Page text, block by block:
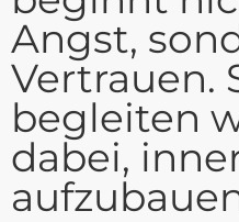
Angst,
Vertrauen.
begleiten
dabei,